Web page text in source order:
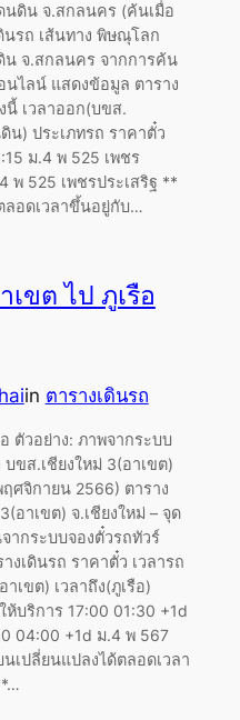
นดิน จ.สกลนคร (ค้นเมื่อ
นรถ เส้นทาง พิษณุโลก
น จ.สกลนคร จากการค้น
นไลน์ แสดงข้อมูล ตาราง
นี้ เวลาออก(บขส.
น) ประเภทรถ ราคาตั๋ว
ม.4 พ 525 เพชร
พ 525 เพชรประเสริฐ **
ลอดเวลาขึ้นอยู่กับ…
เขต ไป ภูเรือ
in ตารางเดินรถ
ตัวอย่าง: ภาพจากระบบ
ขส.เชียงใหม่ 3(อาเขต)
ฤศจิกายน 2566) ตาราง
อาเขต) จ.เชียงใหม่ – จุด
ากระบบจองตั๋วรถทัวร์
เดินรถ ราคาตั๋ว เวลารถ
เขต) เวลาถึง(ภูเรือ)
บริการ 17:00 01:30 +1d
04:00 +1d ม.4 พ 567
เปลี่ยนแปลงได้ตลอดเวลา